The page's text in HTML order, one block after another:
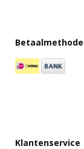
Klantenservice